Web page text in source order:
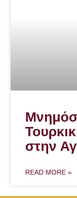
στην
READ MORE »